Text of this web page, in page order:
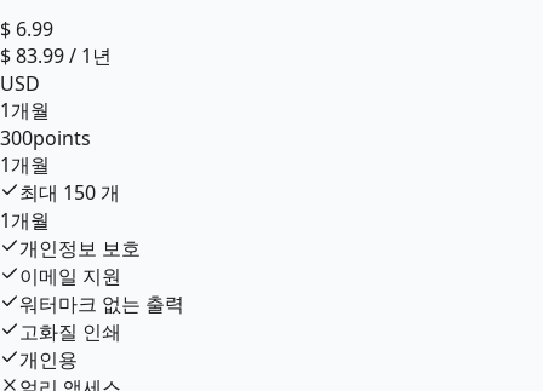
$ 6.99
$83.99/ 1년
USD
1개월
300points
1개월
최대 150 개
1개월
개인정보 보호
이메일 지원
워터마크 없는 출력
고화질 인쇄
개인용